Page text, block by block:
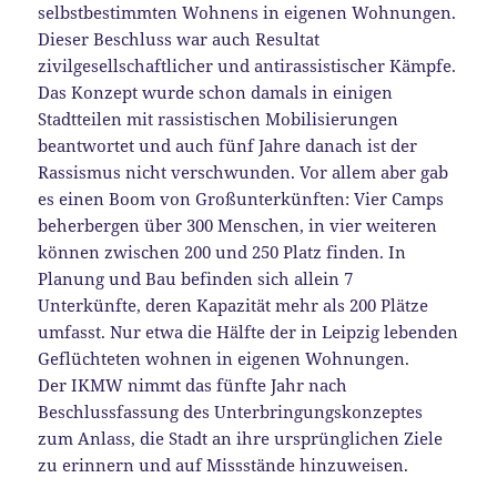
selbstbestimmten Wohnens in eigenen Wohnungen.
Dieser Beschluss war auch Resultat
zivilgesellschaftlicher und antirassistischer Kämpfe.
Das Konzept wurde schon damals in einigen
Stadtteilen mit rassistischen Mobilisierungen
beantwortet und auch fünf Jahre danach ist der
Rassismus nicht verschwunden. Vor allem aber gab
es einen Boom von Großunterkünften: Vier Camps
beherbergen über 300 Menschen, in vier weiteren
können zwischen 200 und 250 Platz finden. In
Planung und Bau befinden sich allein 7
Unterkünfte, deren Kapazität mehr als 200 Plätze
umfasst. Nur etwa die Hälfte der in Leipzig lebenden
Geflüchteten wohnen in eigenen Wohnungen.
Der IKMW nimmt das fünfte Jahr nach
Beschlussfassung des Unterbringungskonzeptes
zum Anlass, die Stadt an ihre ursprünglichen Ziele
zu erinnern und auf Missstände hinzuweisen.